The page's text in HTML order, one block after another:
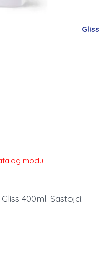
Gliss
modu
400ml. Sastojci: